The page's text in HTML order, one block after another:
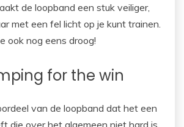
de loopband een stuk veiliger,
met een fel licht op je kunt trainen.
ook nog eens droog!
for the win
van de loopband dat het een
die over het algemeen niet hard is.